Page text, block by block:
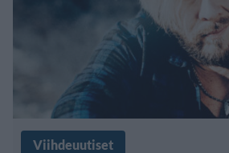
Viihdeuutiset